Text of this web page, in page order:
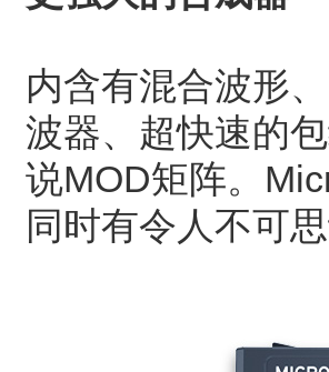
内含有混合波形
波器、超快速的
说MOD矩阵。
同时有令人不可